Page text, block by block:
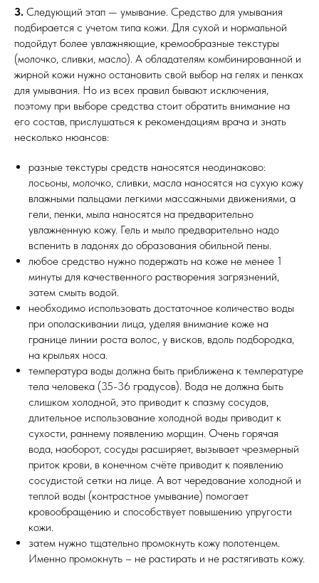
3. Следующий этап — умывание. Средство для умывания
подбирается с учетом типа кожи. Для сухой и нормальной
подойдут более увлажняющие, кремообразные текстуры
(молочко, сливки, масло). А обладателям комбинированной и
жирной кожи нужно остановить свой выбор на гелях и пенках
для умывания. Но из всех правил бывают исключения,
поэтому при выборе средства стоит обратить внимание на
его состав, прислушаться к рекомендациям врача и знать
несколько нюансов:
разные текстуры средств наносятся неодинаково:
лосьоны, молочко, сливки, масла наносятся на сухую кожу
влажными пальцами легкими массажными движениями, а
гели, пенки, мыла наносятся на предварительно
увлажненную кожу. Гель и мыло предварительно надо
вспенить в ладонях до образования обильной пены.
любое средство нужно подержать на коже не менее 1
минуты для качественного растворения загрязнений,
затем смыть водой.
необходимо использовать достаточное количество воды
при ополаскивании лица, уделяя внимание коже на
границе линии роста волос, у висков, вдоль подбородка,
на крыльях носа.
температура воды должна быть приближена к температуре
тела человека (35-36 градусов). Вода не должна быть
слишком холодной, это приводит к спазму сосудов,
длительное использование холодной воды приводит к
сухости, раннему появлению морщин. Очень горячая
вода, наоборот, сосуды расширяет, вызывает чрезмерный
приток крови, в конечном счёте приводит к появлению
сосудистой сетки на лице. А вот чередование холодной и
теплой воды (контрастное умывание) помогает
кровообращению и способствует повышению упругости
кожи.
затем нужно тщательно промокнуть кожу полотенцем.
Именно промокнуть – не растирать и не растягивать кожу.